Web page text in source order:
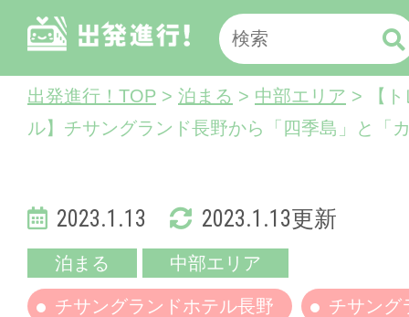
出発進行！TOP > 泊まる > 中部エリア > 【
ル】チサングランド長野から「四季島」と「
2023.1.13 2023.1.13更新
泊まる 中部エリア
チサングランドホテル長野
チサング